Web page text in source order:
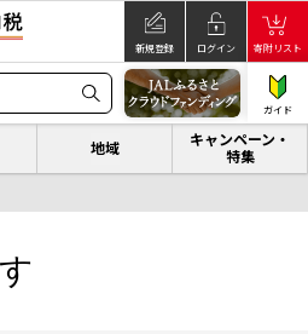
新規登録 ログイン 寄附リスト
ガイド
地域
キャンペーン・
特集